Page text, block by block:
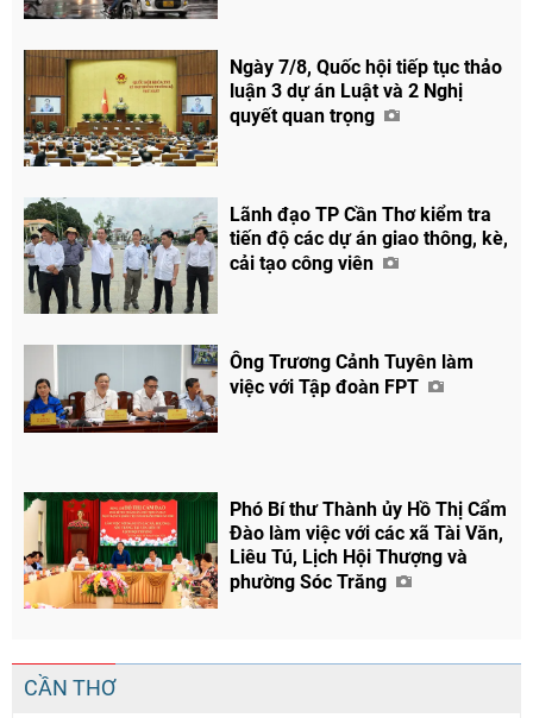
Ngày 7/8, Quốc hội tiếp tục thảo
luận 3 dự án Luật và 2 Nghị
quyết quan trọng
Lãnh đạo TP Cần Thơ kiểm tra
tiến độ các dự án giao thông, kè,
cải tạo công viên
Ông Trương Cảnh Tuyên làm
việc với Tập đoàn FPT
Phó Bí thư Thành ủy Hồ Thị Cẩm
Đào làm việc với các xã Tài Văn,
Liêu Tú, Lịch Hội Thượng và
phường Sóc Trăng
CẦN THƠ